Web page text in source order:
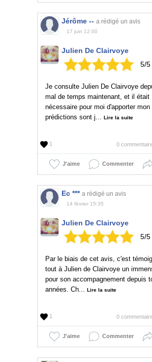
Jérôme -- a rédigé un avis
17 juin 12:00
Julien De Clairvoye
5/5
Je consulte Julien De Clairvoye
mal de temps maintenant, et il était
nécessaire pour moi d'apporter
prédictions sont j...
Lire la suite
1 0
J'aime Commenter
Ec *** a rédigé un avis
14 février 15:35
Julien De Clairvoye
5/5
Par le biais de cet avis, c'est
tout à Julien de Clairvoye un
pour son accompagnement depuis
années. Ch...
Lire la suite
1 0
J'aime Commenter